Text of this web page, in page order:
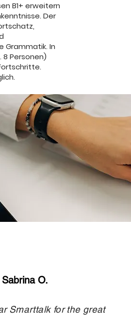
B1+ erweitern
Der
Grammatik. In
8 Personen)
Sabrina O.
Smarttalk for the great